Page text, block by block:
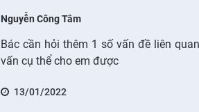
Nguyễn Công Tâm
Bác cần hỏi thêm 1 số vấn đề liên
vấn cụ thể cho em được
13/01/2022